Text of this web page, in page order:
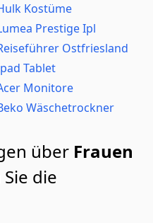
Kostüme
Prestige Ipl
Ostfriesland
Tablet
Monitore
Wäschetrockner
über Frauen
die